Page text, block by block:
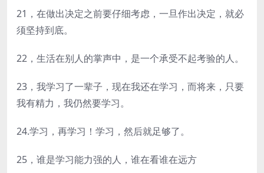
21，在做出决定之前要仔细考虑，一旦作出决定，就必
须坚持到底。
22，生活在别人的掌声中，是一个承受不起考验的人。
23，我学习了一辈子，现在我还在学习，而将来，只要
我有精力，我仍然要学习。
24.学习，再学习！学习，然后就足够了。
25，谁是学习能力强的人，谁在看谁在远方